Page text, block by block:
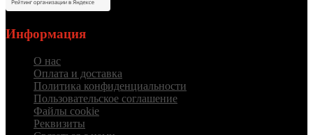
Информация
О нас
Оплата и доставка
Политика конфиденциальности
Пользовательское соглашение
Файлы cookie
Реквизиты